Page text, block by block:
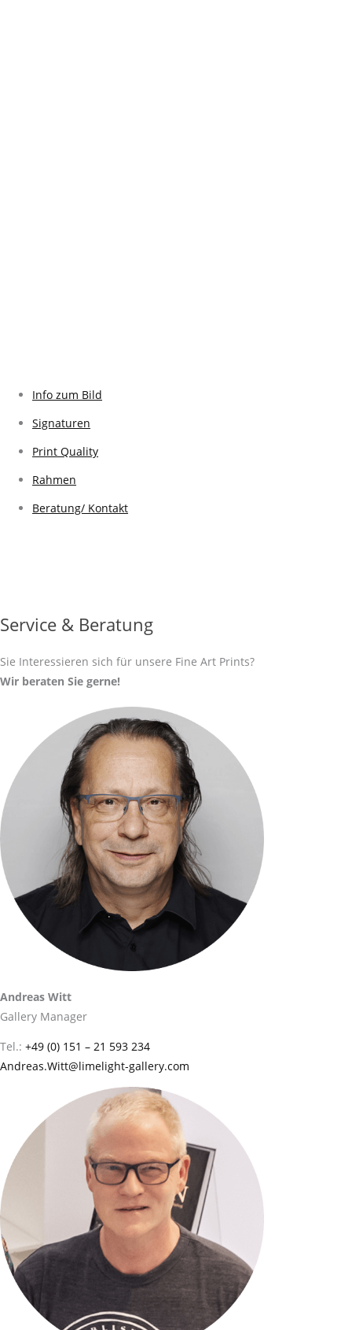
Info zum Bild
Signaturen
Print Quality
Rahmen
Beratung/ Kontakt
Service & Beratung
Sie Interessieren sich für unsere Fine Art Prints?
Wir beraten Sie gerne!
Andreas Witt
Gallery Manager
Tel.: +49 (0) 151 – 21 593 234
Andreas.Witt@limelight-gallery.com